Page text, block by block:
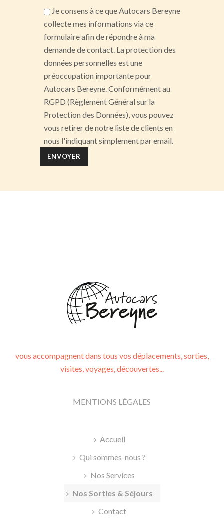
Je consens à ce que Autocars Bereyne
collecte mes informations via ce
formulaire afin de répondre à ma
demande de contact. La protection des
données personnelles est une
préoccupation importante pour
Autocars Bereyne. Conformément au
RGPD (Règlement Général sur la
Protection des Données), vous pouvez
vous retirer de notre liste de clients en
nous l'indiquant simplement par email.
vous accompagnent dans tous vos déplacements, sorties,
visites, voyages, découvertes...
MENTIONS LÉGALES
Accueil
Qui sommes-nous ?
Nos Services
Nos Sorties & Séjours
Contact